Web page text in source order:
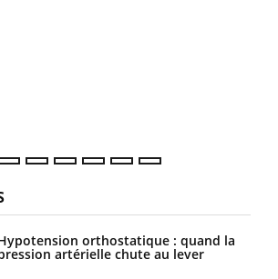
orthostatique : quand la
artérielle chute au lever